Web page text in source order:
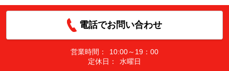
電話でお問い合わせ
営業時間：
10:00～19：00
定休日：
水曜日